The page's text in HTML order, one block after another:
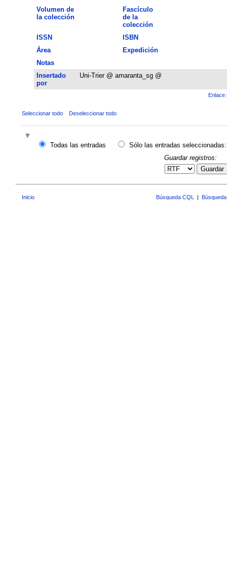
Volumen de
la colección
Fascículo
de la
colección
ISSN
ISBN
Área
Expedición
Notas
Insertado
por
Uni-Trier @ amaranta_sg @
Enlace
Seleccionar todo Deseleccionar todo
Todas las entradas
Sólo las entradas seleccionadas:
Guardar registros:
Guardar
Inicio Búsqueda CQL